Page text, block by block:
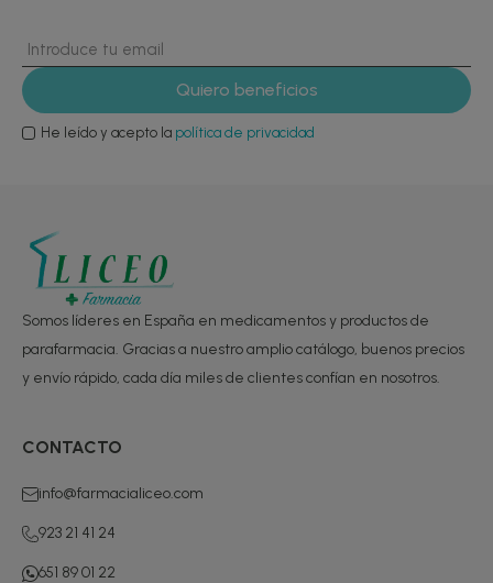
He leído y acepto la política de privacidad
Somos líderes en España en medicamentos y productos de
parafarmacia. Gracias a nuestro amplio catálogo, buenos precios
y envío rápido, cada día miles de clientes confían en nosotros.
CONTACTO
info@farmacialiceo.com
923 21 41 24
651 89 01 22